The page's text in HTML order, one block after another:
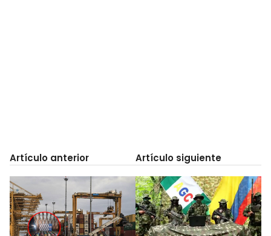
Artículo anterior Artículo siguiente